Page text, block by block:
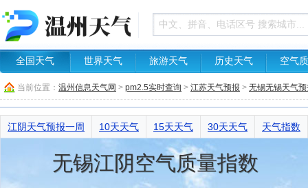
全国天气 世界天气 旅游天气 历史天气 空气
当前位置： 温州信息天气网 > pm2.5实时查询 > 江苏天气预报 > 无锡无锡天气
江阴天气预报一周 10天天气 15天天气 30天天气 天气指数
无锡江阴空气质量指数